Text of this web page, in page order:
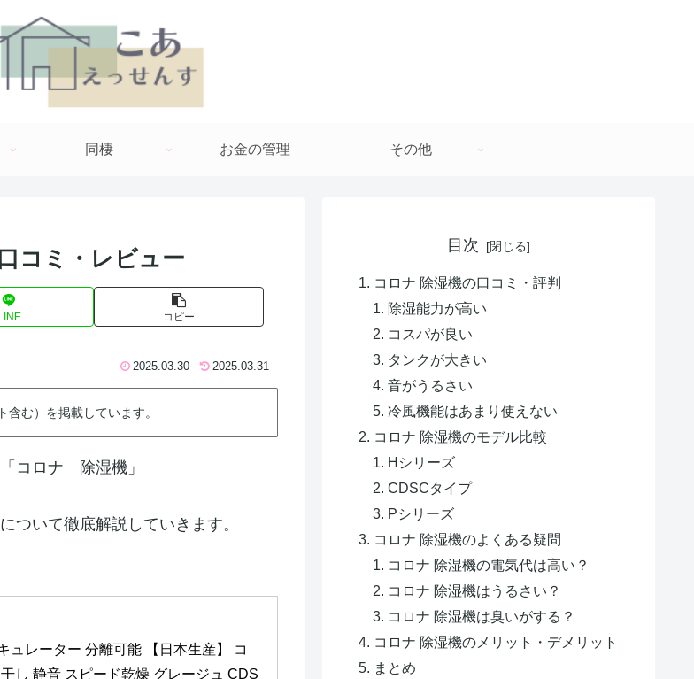
同棲 お金の管理 その他
コミ・レビュー
コピー
2025.03.30 2025.03.31
む）を掲載しています。
コロナ 除湿機」
ついて徹底解説していきます。
ュレーター 分離可能 【日本生産】 コ
し 静音 スピード乾燥 グレージュ CDS
目次
コロナ 除湿機の口コミ・評判
除湿能力が高い
コスパが良い
タンクが大きい
音がうるさい
冷風機能はあまり使えない
コロナ 除湿機のモデル比較
Hシリーズ
CDSCタイプ
Pシリーズ
コロナ 除湿機のよくある疑問
コロナ 除湿機の電気代は高い？
コロナ 除湿機はうるさい？
コロナ 除湿機は臭いがする？
コロナ 除湿機のメリット・デメリット
まとめ